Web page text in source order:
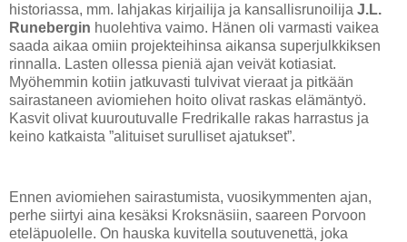
historiassa, mm. lahjakas kirjailija ja kansallisrunoilija J.L.
Runebergin huolehtiva vaimo. Hänen oli varmasti vaikea
saada aikaa omiin projekteihinsa aikansa superjulkkiksen
rinnalla. Lasten ollessa pieniä ajan veivät kotiasiat.
Myöhemmin kotiin jatkuvasti tulvivat vieraat ja pitkään
sairastaneen aviomiehen hoito olivat raskas elämäntyö.
Kasvit olivat kuuroutuvalle Fredrikalle rakas harrastus ja
keino katkaista ”alituiset surulliset ajatukset”.
Ennen aviomiehen sairastumista, vuosikymmenten ajan,
perhe siirtyi aina kesäksi Kroksnäsiin, saareen Porvoon
eteläpuolelle. On hauska kuvitella soutuvenettä, joka